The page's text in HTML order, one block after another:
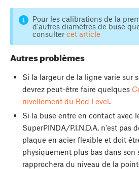
Pour les calibrations de la
d'autres diamètres de buse
consulter cet article
Autres problèmes
Si la largeur de la ligne varie sur
devrez peut-être faire quelques
nivellement du Bed Level
Si la buse entre en contact avec
SuperPINDA/P.I.N.D.A. n'est pas
plaque en acier flexible et doit
physiquement plus bas dans son
rapprochera du niveau de la